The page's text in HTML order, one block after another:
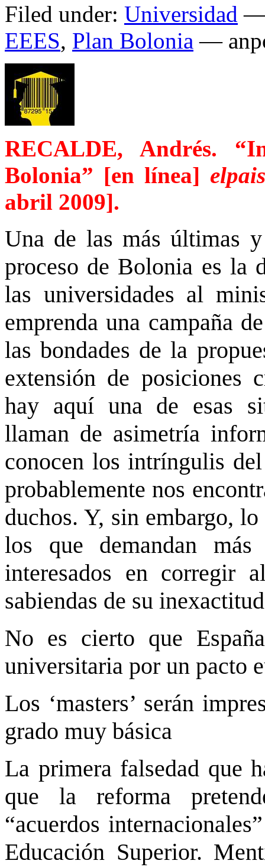
Filed under: Universidad —
EEES, Plan Bolonia —
RECALDE, Andrés.
Bolonia” [en línea] elpai
abril 2009].
Una de las más últimas
proceso de Bolonia es la
las universidades al
emprenda una campaña
las bondades de la
extensión de posiciones
hay aquí una de esas
llaman de asimetría
conocen los intríngulis
probablemente nos
duchos. Y, sin embargo,
los que demandan
interesados en corregir
sabiendas de su
No es cierto que
universitaria por un pacto
Los ‘masters’ serán
grado muy básica
La primera falsedad que
que la reforma
“acuerdos
Educación Superior.